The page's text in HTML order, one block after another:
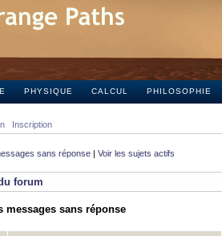
PHYSIQUE CALCUL PHILOSOPHIE
Inscription
sans réponse | Voir les sujets actifs
forum
messages sans réponse